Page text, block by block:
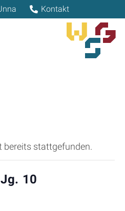
Kontakt
bereits stattgefunden.
10